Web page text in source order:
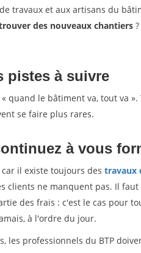
travaux et aux artisans du
des nouveaux chantiers
pistes à suivre
quand le bâtiment va, tout va
se faire plus rares.
à vous
il existe toujours des travaux
clients ne manquent pas. Il
des frais : c'est le cas pour
à l'ordre du jour.
les professionnels du BTP